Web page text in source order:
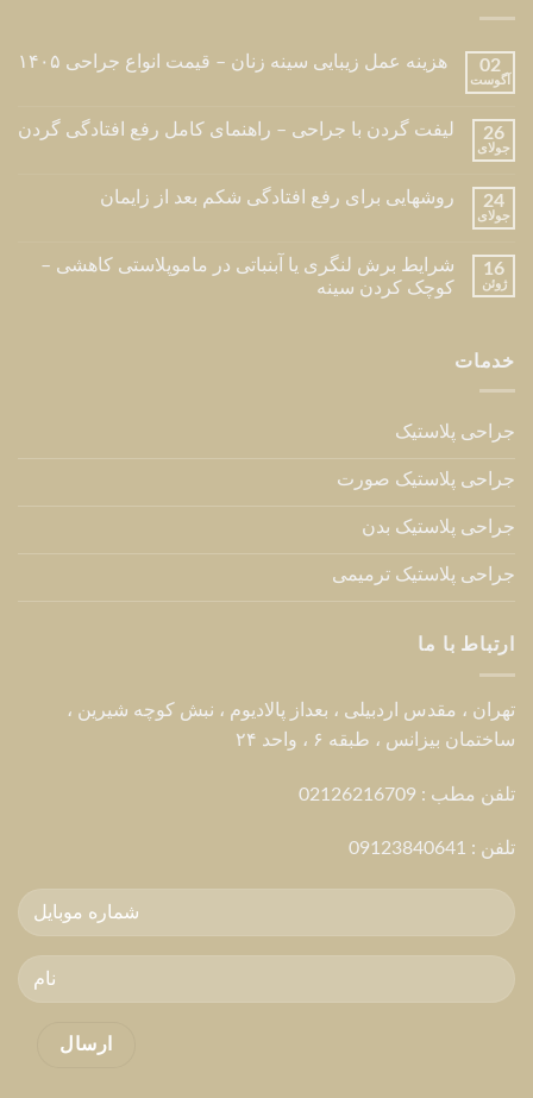
02
آگوست
هزینه عمل زیبایی سینه زنان – قیمت انواع جراحی ۱۴۰۵
26
جولای
لیفت گردن با جراحی – راهنمای کامل رفع افتادگی گردن
24
جولای
روشهایی برای رفع افتادگی شکم بعد از زایمان
16
ژوئن
شرایط برش لنگری یا آبنباتی در ماموپلاستی کاهشی –
کوچک کردن سینه
خدمات
جراحی پلاستیک
جراحی پلاستیک صورت
جراحی پلاستیک بدن
جراحی پلاستیک ترمیمی
ارتباط با ما
تهران ، مقدس اردبیلی ، بعداز پالادیوم ، نبش کوچه شیرین ،
ساختمان بیزانس ، طبقه ۶ ، واحد ۲۴
تلفن مطب : 02126216709
تلفن : 09123840641